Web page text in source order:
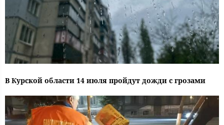
В Курской области 14 июля пройдут дожди с грозами